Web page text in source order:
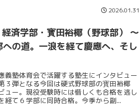
2026.01.31
経済学部・寳田裕椰（野球部） 〜
の道。一浪を経て慶應へ、そし
義塾体育会で活躍する塾生にインタビュー
３弾となる今回は硬式野球部の寳田裕椰
ュー。現役受験時には惜しくも合格を逃し
経て６学部に同時合格。今季から副...